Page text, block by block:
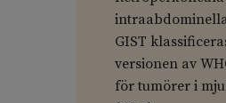
GIST
versionen av
för tumörer i